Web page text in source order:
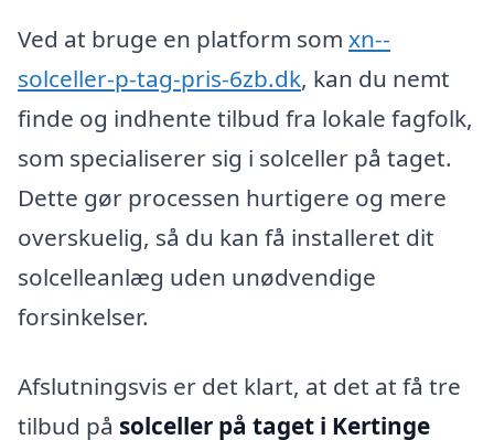
Ved at bruge en platform som xn--
solceller-p-tag-pris-6zb.dk, kan du nemt
finde og indhente tilbud fra lokale fagfolk,
som specialiserer sig i solceller på taget.
Dette gør processen hurtigere og mere
overskuelig, så du kan få installeret dit
solcelleanlæg uden unødvendige
forsinkelser.
Afslutningsvis er det klart, at det at få tre
tilbud på solceller på taget i Kertinge